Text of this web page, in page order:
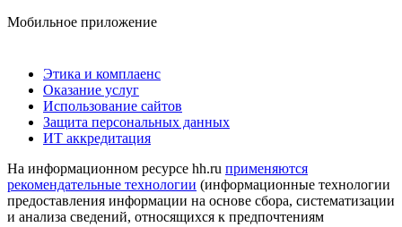
Мобильное приложение
Этика и комплаенс
Оказание услуг
Использование сайтов
Защита персональных данных
ИТ аккредитация
На информационном ресурсе hh.ru применяются
рекомендательные технологии (информационные технологии
предоставления информации на основе сбора, систематизации
и анализа сведений, относящихся к предпочтениям